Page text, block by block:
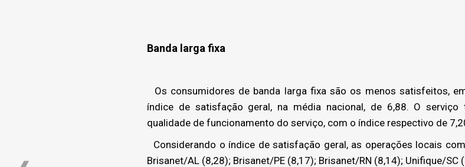
Banda larga fixa
Os consumidores de banda larga fixa são os menos satisfeitos,
índice de satisfação geral, na média nacional, de 6,88. O serviço
qualidade de funcionamento do serviço, com o índice respectivo de
Considerando o índice de satisfação geral, as operações locais
Brisanet/AL (8,28); Brisanet/PE (8,17); Brisanet/RN (8,14); Unifique/SC